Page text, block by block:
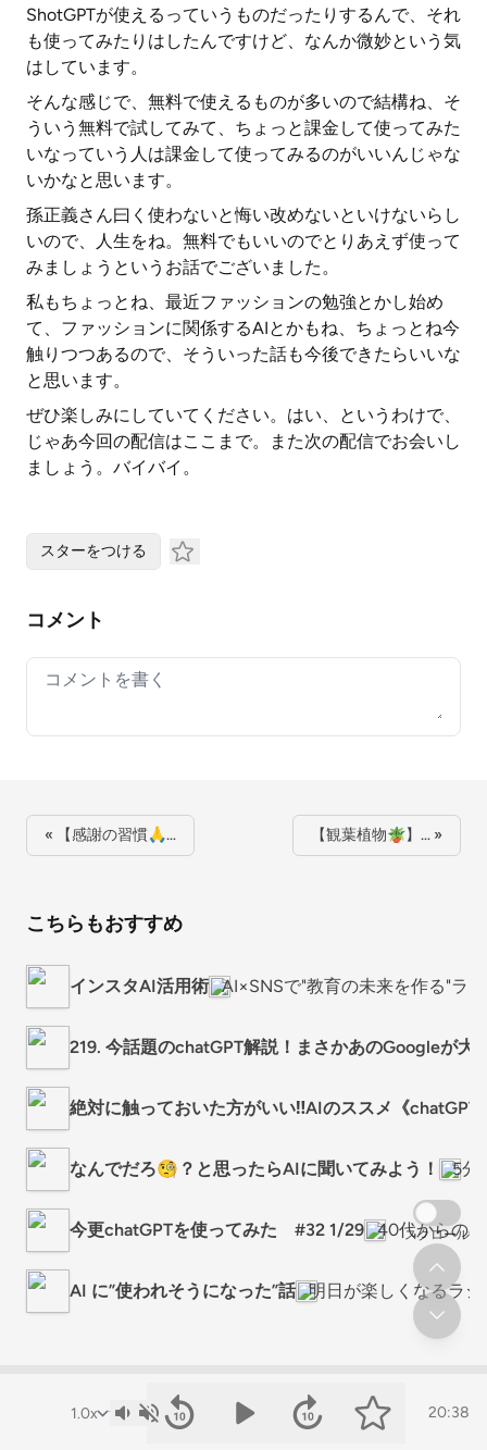
ShotGPTが使えるっていうものだったりするんで、それ
も使ってみたりはしたんですけど、なんか微妙という気
はしています。
そんな感じで、無料で使えるものが多いので結構ね、そ
ういう無料で試してみて、ちょっと課金して使ってみた
いなっていう人は課金して使ってみるのがいいんじゃな
いかなと思います。
孫正義さん曰く使わないと悔い改めないといけないらし
いので、人生をね。無料でもいいのでとりあえず使って
みましょうというお話でございました。
私もちょっとね、最近ファッションの勉強とかし始め
て、ファッションに関係するAIとかもね、ちょっとね今
触りつつあるので、そういった話も今後できたらいいな
と思います。
ぜひ楽しみにしていてください。はい、というわけで、
じゃあ今回の配信はここまで。また次の配信でお会いし
ましょう。バイバイ。
20:38
スターをつける
コメント
Your comment
« 【感謝の習慣🙏… 【観葉植物🪴】… »
こちらもおすすめ
インスタAI活用術 AI×SNSで"教育の未来を作る"ラ
219. 今話題のchatGPT解説！まさかあのGoogleが大
絶対に触っておいた方がいい‼️AIのススメ《chatGPT
なんでだろ🧐？と思ったらAIに聞いてみよう！ 5分
今更chatGPTを使ってみた #32 1/29 40代からの
AI に”使われそうになった”話 明日が楽しくなるラジ
スクロール